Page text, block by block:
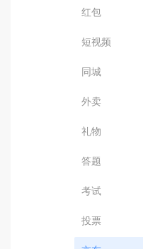
红包
短视频
同城
外卖
礼物
答题
考试
投票